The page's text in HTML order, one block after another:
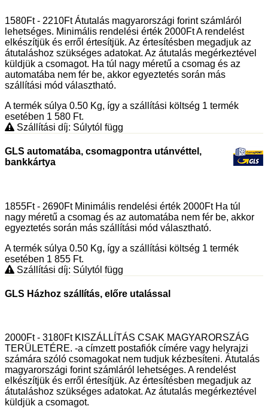
1580Ft - 2210Ft Átutalás magyarországi forint számláról
lehetséges. Minimális rendelési érték 2000Ft A rendelést
elkészítjük és erről értesítjük. Az értesítésben megadjuk az
átutaláshoz szükséges adatokat. Az átutalás megérkeztével
küldjük a csomagot. Ha túl nagy méretű a csomag és az
automatába nem fér be, akkor egyeztetés során más
szállítási mód választható.
A termék súlya 0.50 Kg, így a szállítási költség 1 termék
esetében 1 580 Ft.
Szállítási díj: Súlytól függ
GLS automatába, csomagpontra utánvéttel,
bankkártya
1855Ft - 2690Ft Minimális rendelési érték 2000Ft Ha túl
nagy méretű a csomag és az automatába nem fér be, akkor
egyeztetés során más szállítási mód választható.
A termék súlya 0.50 Kg, így a szállítási költség 1 termék
esetében 1 855 Ft.
Szállítási díj: Súlytól függ
GLS Házhoz szállítás, előre utalással
2000Ft - 3180Ft KISZÁLLÍTÁS CSAK MAGYARORSZÁG
TERÜLETÉRE. -a címzett postafiók címére vagy helyrajzi
számára szóló csomagokat nem tudjuk kézbesíteni. Átutalás
magyarországi forint számláról lehetséges. A rendelést
elkészítjük és erről értesítjük. Az értesítésben megadjuk az
átutaláshoz szükséges adatokat. Az átutalás megérkeztével
küldjük a csomagot.